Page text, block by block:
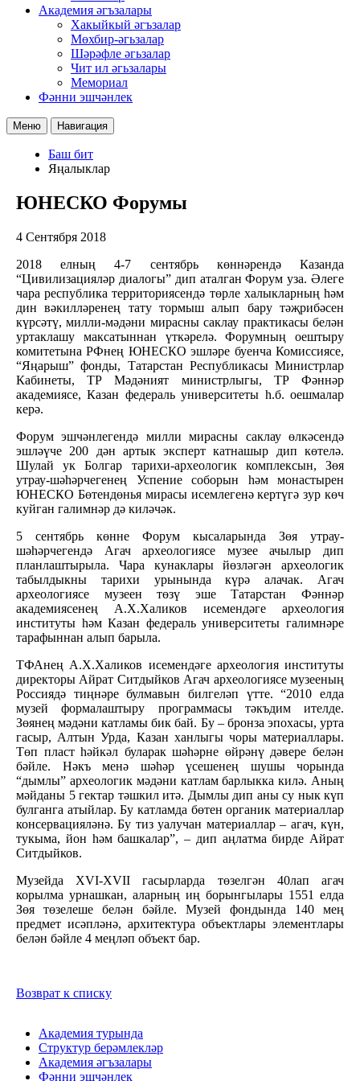
Академия әгъзалары
Хакыйкый әгъзалар
Мөхбир-әгьзалар
Шәрәфле әгьзалар
Чит ил әгьзалары
Мемориал
Фәнни эшчәнлек
Меню Навигация
Баш бит
Яңалыклар
ЮНЕСКО Форумы
4 Сентября 2018
2018 елның 4-7 сентябрь көннәрендә Казанда
“Цивилизацияләр диалогы” дип аталган Форум уза. Әлеге
чара республика территориясендә төрле халыкларның һәм
дин вәкилләренең тату тормыш алып бару тәҗрибәсен
күрсәтү, милли-мәдәни мирасны саклау практикасы белән
уртаклашу максатыннан үткәрелә. Форумның оештыру
комитетына РФнең ЮНЕСКО эшләре буенча Комиссиясе,
“Яңарыш” фонды, Татарстан Республикасы Министрлар
Кабинеты, ТР Мәдәният министрлыгы, ТР Фәннәр
академиясе, Казан федераль университеты һ.б. оешмалар
керә.
Форум эшчәнлегендә милли мирасны саклау өлкәсендә
эшләүче 200 дән артык эксперт катнашыр дип көтелә.
Шулай ук Болгар тарихи-археологик комплексын, Зөя
утрау-шәһәрчегенең Успение соборын һәм монастырен
ЮНЕСКО Бөтендөнья мирасы исемлегенә кертүгә зур көч
куйган галимнәр дә киләчәк.
5 сентябрь көнне Форум кысаларында Зөя утрау-
шәһәрчегендә Агач археологиясе музее ачылыр дип
планлаштырыла. Чара кунаклары йөзләгән археологик
табылдыкны тарихи урынында күрә алачак. Агач
археологиясе музеен төзү эше Татарстан Фәннәр
академиясенең А.Х.Халиков исемендәге археология
институты һәм Казан федераль университеты галимнәре
тарафыннан алып барыла.
ТФАнең А.Х.Халиков исемендәге археология институты
директоры Айрат Ситдыйков Агач археологиясе музееның
Россиядә тиңнәре булмавын билгеләп үтте. “2010 елда
музей формалаштыру программасы тәкъдим ителде.
Зөянең мәдәни катламы бик бай. Бу – бронза эпохасы, урта
гасыр, Алтын Урда, Казан ханлыгы чоры материаллары.
Төп пласт һәйкәл буларак шәһәрне өйрәнү дәвере белән
бәйле. Нәкъ менә шәһәр үсешенең шушы чорында
“дымлы” археологик мәдәни катлам барлыкка килә. Аның
мәйданы 5 гектар тәшкил итә. Дымлы дип аны су нык күп
булганга атыйлар. Бу катламда бөтен органик материаллар
консервацияләнә. Бу тиз уалучан материаллар – агач, күн,
тукыма, йон һәм башкалар”, – дип аңлатма бирде Айрат
Ситдыйков.
Музейда XVI-XVII гасырларда төзелгән 40лап агач
корылма урнашкан, аларның иң борынгылары 1551 елда
Зөя төзелеше белән бәйле. Музей фондында 140 мең
предмет исәпләнә, архитектура объектлары элементлары
белән бәйле 4 меңләп объект бар.
Возврат к списку
Академия турында
Структур берәмлекләр
Академия әгъзалары
Фәнни эшчәнлек